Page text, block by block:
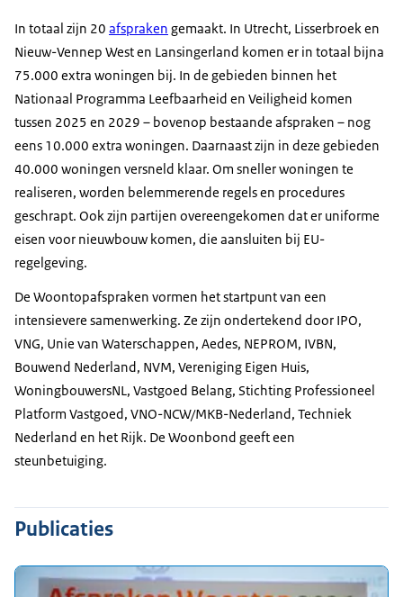
In totaal zijn 20 afspraken gemaakt. In Utrecht, Lisserbroek en
Nieuw-Vennep West en Lansingerland komen er in totaal bijna
75.000 extra woningen bij. In de gebieden binnen het
Nationaal Programma Leefbaarheid en Veiligheid komen
tussen 2025 en 2029 – bovenop bestaande afspraken – nog
eens 10.000 extra woningen. Daarnaast zijn in deze gebieden
40.000 woningen versneld klaar. Om sneller woningen te
realiseren, worden belemmerende regels en procedures
geschrapt. Ook zijn partijen overeengekomen dat er uniforme
eisen voor nieuwbouw komen, die aansluiten bij EU-
regelgeving.
De Woontopafspraken vormen het startpunt van een
intensievere samenwerking. Ze zijn ondertekend door IPO,
VNG, Unie van Waterschappen, Aedes, NEPROM, IVBN,
Bouwend Nederland, NVM, Vereniging Eigen Huis,
WoningbouwersNL, Vastgoed Belang, Stichting Professioneel
Platform Vastgoed, VNO-NCW/MKB-Nederland, Techniek
Nederland en het Rijk. De Woonbond geeft een
steunbetuiging.
Publicaties